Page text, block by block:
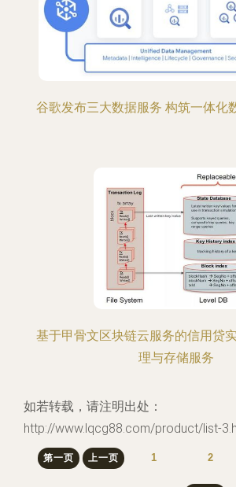
谷歌发布三大数据服务 构筑一体化
基于甲骨文区块链云服务的信用贷
理与存储服务
如若转载，请注明出处：
http://www.lqcg88.com/product/list-
第一页 上一页 1 2